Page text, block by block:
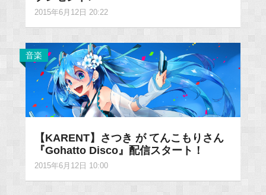
2015年6月12日 20:22
音楽
【KARENT】さつき が てんこもりさん
『Gohatto Disco』配信スタート！
2015年6月12日 10:00